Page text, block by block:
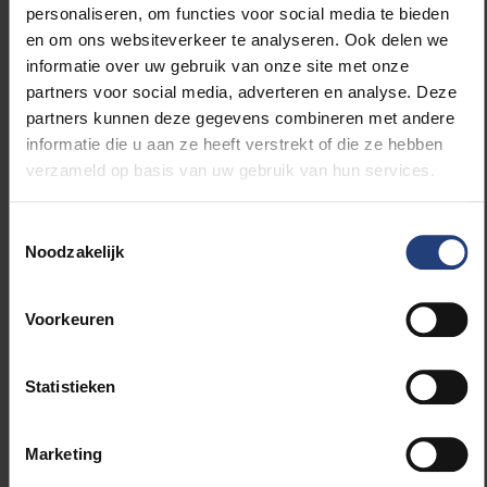
personaliseren, om functies voor social media te bieden
en om ons websiteverkeer te analyseren. Ook delen we
informatie over uw gebruik van onze site met onze
partners voor social media, adverteren en analyse. Deze
partners kunnen deze gegevens combineren met andere
informatie die u aan ze heeft verstrekt of die ze hebben
verzameld op basis van uw gebruik van hun services.
Noodzakelijk
Voorkeuren
Statistieken
Marketing
evalueert op basis van het Europees Referentiekader
voor Moderne Vreemde Talen (ERK).
“De lesgevers hebben een onderwijsachtergrond en
zijn doorgaans mensen die hun land gedwongen
moesten ontvluchten. Het programma biedt hen de
kans om hun vaardigheden te behouden en te
arbeidsmarkt. En dit terwijl ze ondersteund worden
door deskundigen van de VUB op het gebied van
Naast het ontwikkelde onderwijspakket, bevat elke
groepswerk, storytelling, zang en toneelstukken.
Tijdens deze activiteiten wordt Arabisch, Nederlands
en Frans gesproken. Op deze manier leren kinderen
op een open en ongedwongen manier over elkaars